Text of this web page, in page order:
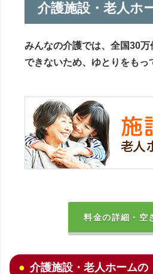
介護施設・老人ホ
みんなの介護では、全国30万
できないため、ゆとりをもっ
料金の詳細・空
介護施設・老人ホームの